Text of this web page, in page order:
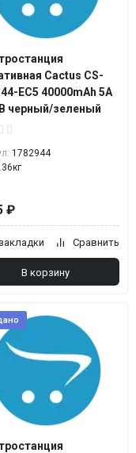
Cactus CS-
EC5 40000mAh 5A
черный/зеленый
1782944
₽
Сравнить
В корзину